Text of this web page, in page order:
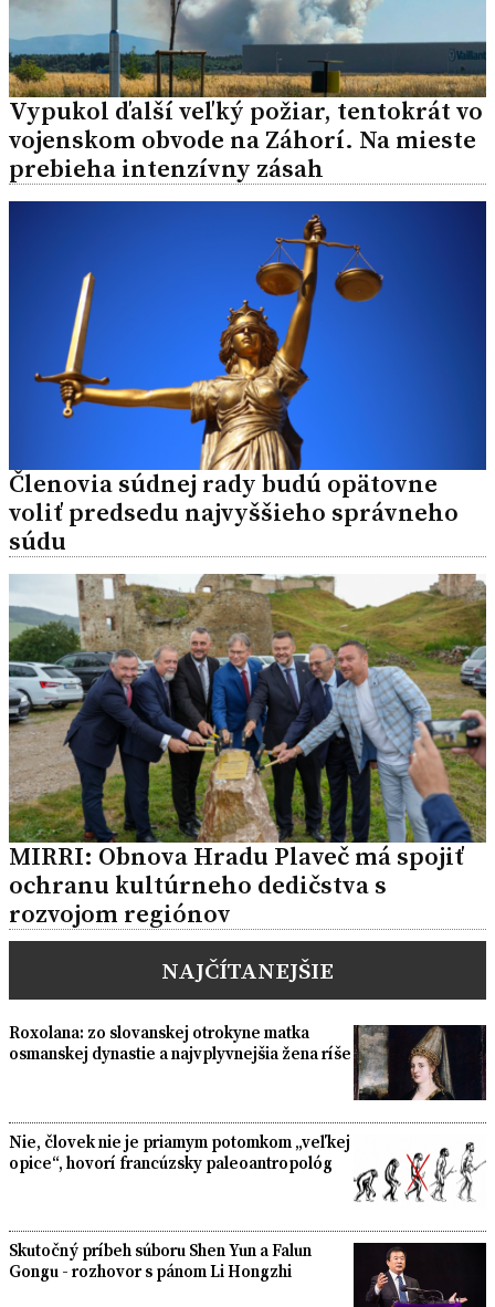
Vypukol ďalší veľký požiar, tentokrát vo
vojenskom obvode na Záhorí. Na mieste
prebieha intenzívny zásah
Členovia súdnej rady budú opätovne
voliť predsedu najvyššieho správneho
súdu
MIRRI: Obnova Hradu Plaveč má spojiť
ochranu kultúrneho dedičstva s
rozvojom regiónov
NAJČÍTANEJŠIE
Roxolana: zo slovanskej otrokyne matka
osmanskej dynastie a najvplyvnejšia žena ríše
Nie, človek nie je priamym potomkom „veľkej
opice“, hovorí francúzsky paleoantropológ
Skutočný príbeh súboru Shen Yun a Falun
Gongu - rozhovor s pánom Li Hongzhi